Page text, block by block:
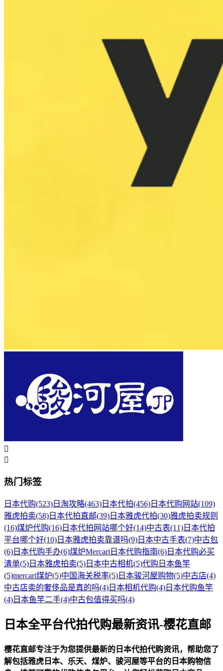


热门标签
日本代购(523) 日淘攻略(463) 日本代拍(456) 日本代购网站(109)
雅虎拍卖(58) 日本代拍直邮(39) 日本雅虎代拍(30)雅虎拍卖规则
(16)煤炉代购(16) 日本代拍网站哪个好(14)中古表(11) 日本代拍
平台哪个好(10) 日本雅虎拍卖靠谱吗(9) 日本中古手表(7)中古包
(6) 日本代购手办(6)煤炉Mercari日本代购指南(6) 日本代购必买
清单(5) 日本雅虎拍卖(5) 日本中古相机(5)代购日本鱼竿
(5)mercari煤炉(5)中国海关税率(5) 日本骏河屋购物(5)中古店(4)
中古店卖的奢侈品是真的吗(4) 日本相机代购(4) 日本代购鱼竿
(4) 日本鱼竿二手(4)中古包值得买吗(4)
日本全平台代拍代购最新资讯-樱花直邮
樱花直邮专注于为您提供最新的日本代拍代购资讯，帮助您了
解包括雅虎日本、乐天、煤炉、骏河屋等平台的日本购物信